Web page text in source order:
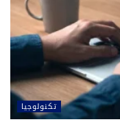
تكنولوجيا